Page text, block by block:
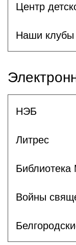
Центр
Наши клубы
НЭБ
Литрес
Войны